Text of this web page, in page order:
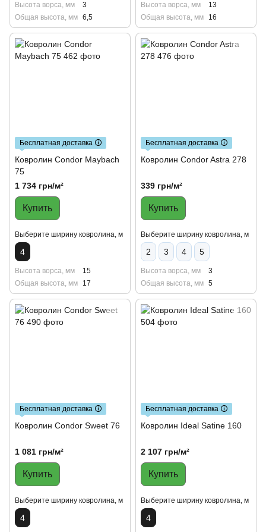
Высота ворса, мм
3
Общая высота, мм 6,5
Высота ворса, мм
13
Общая высота, мм
16
Бесплатная доставка 🛈
Ковролин Condor Maybаch
75
1 734 грн/м²
Купить
Выберите ширину ковролина, м
4
Высота ворса, мм
15
Общая высота, мм
17
Бесплатная доставка 🛈
Ковролин Condor Astra 278
339 грн/м²
Купить
Выберите ширину ковролина, м
2 3 4 5
Высота ворса, мм
3
Общая высота, мм 5
Бесплатная доставка 🛈
Ковролин Condor Sweet 76
1 081 грн/м²
Купить
Выберите ширину ковролина, м
4
Бесплатная доставка 🛈
Ковролин Ideal Satine 160
2 107 грн/м²
Купить
Выберите ширину ковролина, м
4